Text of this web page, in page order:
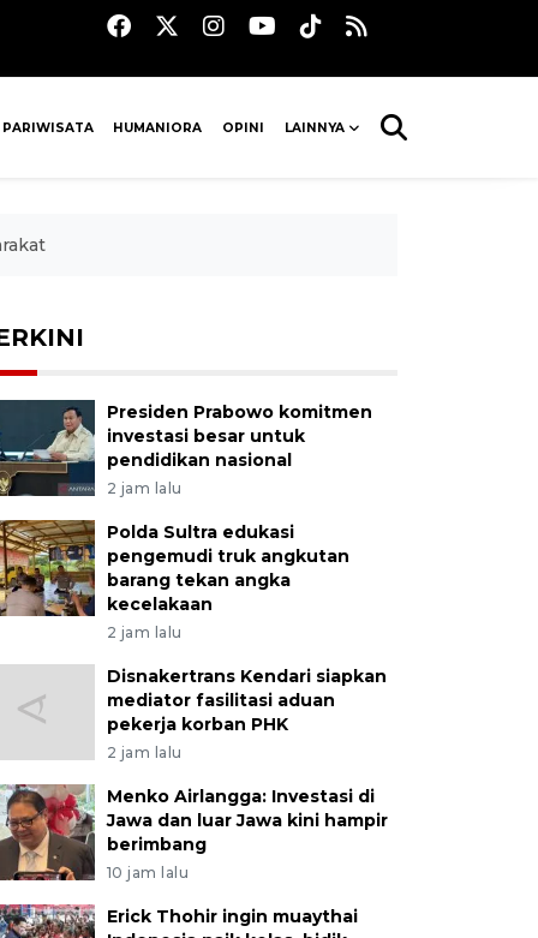
PARIWISATA HUMANIORA OPINI LAINNYA
Presiden Prabowo komitmen
investasi besar untuk
pendidikan nasional
2 jam lalu
Polda Sultra edukasi
pengemudi truk angkutan
barang tekan angka
kecelakaan
2 jam lalu
Disnakertrans Kendari siapkan
mediator fasilitasi aduan
pekerja korban PHK
2 jam lalu
Menko Airlangga: Investasi di
Jawa dan luar Jawa kini hampir
berimbang
10 jam lalu
Erick Thohir ingin muaythai